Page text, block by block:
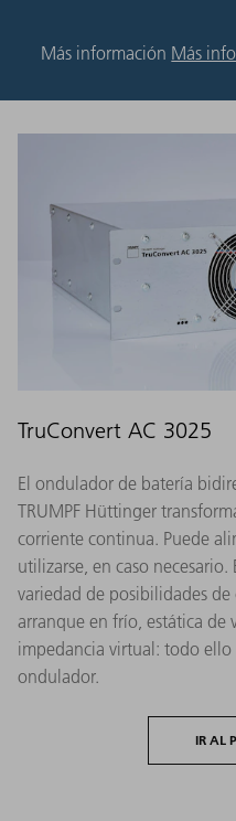
Más información Más
TruConvert AC 3025
El ondulador de batería
TRUMPF Hüttinger
corriente continua. Puede
utilizarse, en caso
variedad de posibilidades
arranque en frío, estática de
impedancia virtual: todo
ondulador.
IR AL